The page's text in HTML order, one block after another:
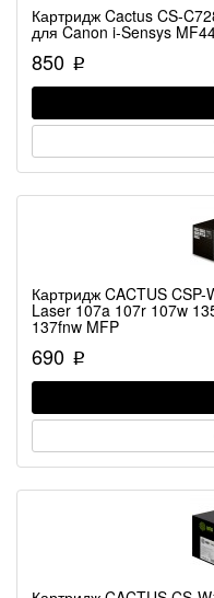
Картридж Cactus CS-
для Canon i-Sensys
850 p
Картридж CACTUS
Laser 107a 107r 107w
137fnw MFP
690 p